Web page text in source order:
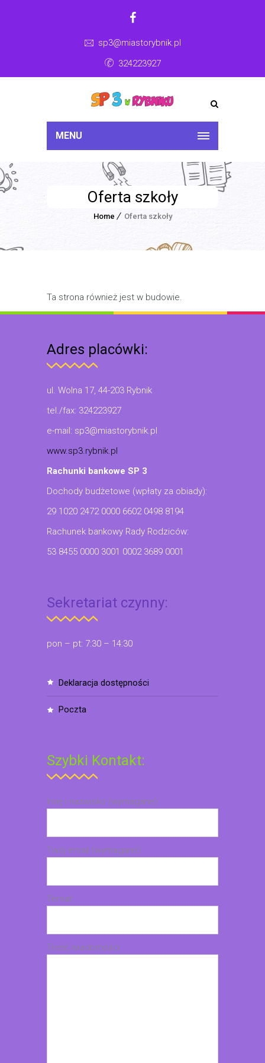
sp3@miastorybnik.pl
324223927
MENU
Oferta szkoły
Home Oferta szkoły
Ta strona również jest w budowie.
Adres placówki:
ul. Wolna 17, 44-203 Rybnik
tel./fax: 324223927
e-mail: sp3@miastorybnik.pl
www.sp3.rybnik.pl
Rachunki bankowe SP 3
Dochody budżetowe (wpłaty za obiady):
29 1020 2472 0000 6602 0498 8194
Rachunek bankowy Rady Rodziców:
53 8455 0000 3001 0002 3689 0001
Sekretariat czynny:
pon – pt: 7:30 – 14:30
deklaracja dostępności
poczta
Szybki Kontakt:
Imię i nazwisko (wymagane)
Twój email (wymagane)
Temat
Treść wiadomości